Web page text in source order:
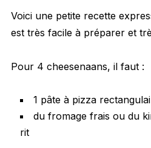
Voici une petite recette
est très facile à préparer et
Pour 4 cheesenaans, il faut :
1 pâte à pizza
du fromage frais ou du
rit